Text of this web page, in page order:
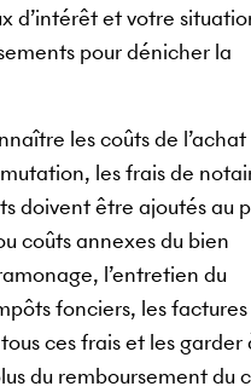
d’intérêt et votre
pour dénicher la
les coûts de l’achat
les frais de
doivent être ajoutés au
coûts annexes du bien
l’entretien du
fonciers, les factures
ces frais et les garder
du remboursement du